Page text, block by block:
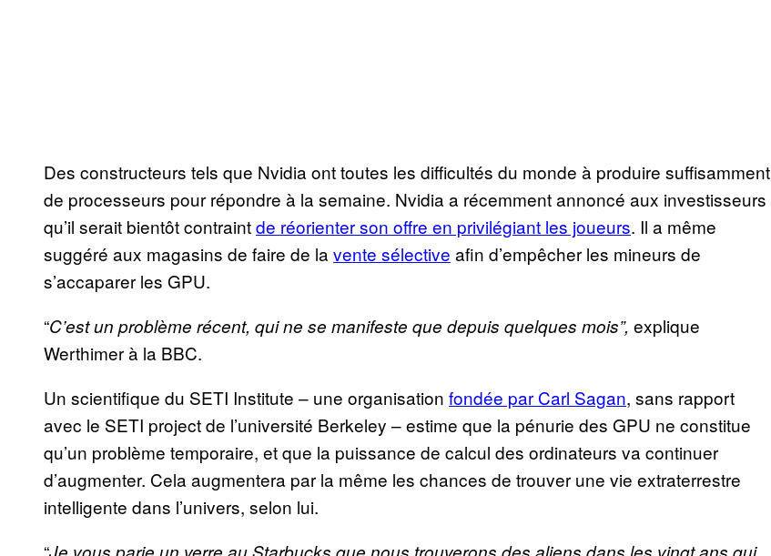
Des constructeurs tels que Nvidia ont toutes les difficultés du monde à produire suffisamment
de processeurs pour répondre à la semaine. Nvidia a récemment annoncé aux investisseurs
qu’il serait bientôt contraintde réorienter son offre en privilégiant les joueurs. Il a même
suggéré aux magasins de faire de la vente sélective afin d’empêcher les mineurs de
s’accaparer les GPU.
“C’est un problème récent, qui ne se manifeste que depuis quelques mois”, explique
Werthimer à la BBC.
Un scientifique du SETI Institute – une organisation fondée par Carl Sagan, sans rapport
avec le SETI project de l’université Berkeley – estime que la pénurie des GPU ne constitue
qu’un problème temporaire, et que la puissance de calcul des ordinateurs va continuer
d’augmenter. Cela augmentera par la même les chances de trouver une vie extraterrestre
intelligente dans l’univers, selon lui.